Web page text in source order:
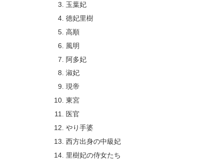
玉葉妃
徳妃里樹
高順
風明
阿多妃
淑妃
現帝
東宮
医官
やり手婆
西方出身の中級妃
里樹妃の侍女たち